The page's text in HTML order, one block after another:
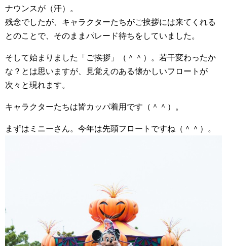
ナウンスが（汗）。
残念でしたが、キャラクターたちがご挨拶には来てくれる
とのことで、そのままパレード待ちをしていました。
そして始まりました「ご挨拶」（＾＾）。若干変わったか
な？とは思いますが、見覚えのある懐かしいフロートが
次々と現れます。
キャラクターたちは皆カッパ着用です（＾＾）。
まずはミニーさん。今年は先頭フロートですね（＾＾）。